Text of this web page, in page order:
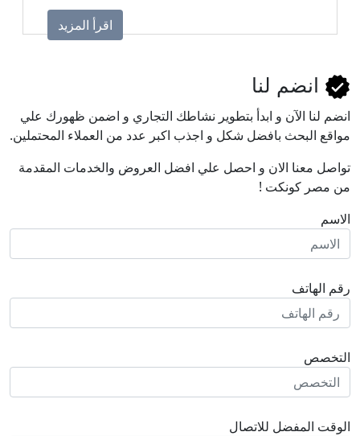
اقرأ المزيد
انضم لنا
انضم لنا اﻵن و ابدأ بتطوير نشاطك التجاري و اضمن ظهورك علي
مواقع البحث بافضل شكل و اجذب اكبر عدد من العملاء المحتملين.
تواصل معنا الان و احصل علي افضل العروض والخدمات المقدمة
من مصر كونكت !
الاسم
رقم الهاتف
التخصص
الوقت المفضل للاتصال